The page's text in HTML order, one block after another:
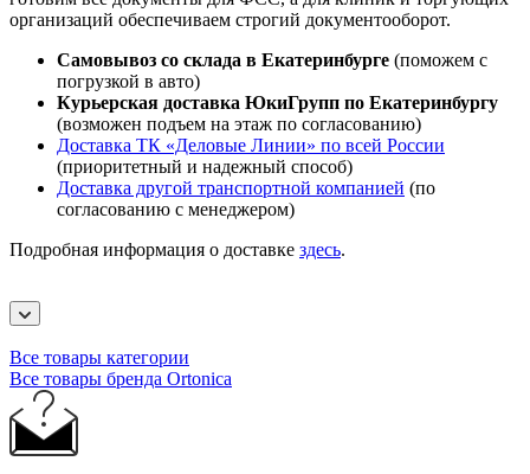
организаций обеспечиваем строгий документооборот.
Самовывоз со склада в Екатеринбурге (поможем с
погрузкой в авто)
Курьерская доставка ЮкиГрупп по Екатеринбургу
(возможен подъем на этаж по согласованию)
Доставка ТК «Деловые Линии» по всей России
(приоритетный и надежный способ)
Доставка другой транспортной компанией (по
согласованию с менеджером)
Подробная информация о доставке здесь.
Все товары категории
Все товары бренда Ortonica